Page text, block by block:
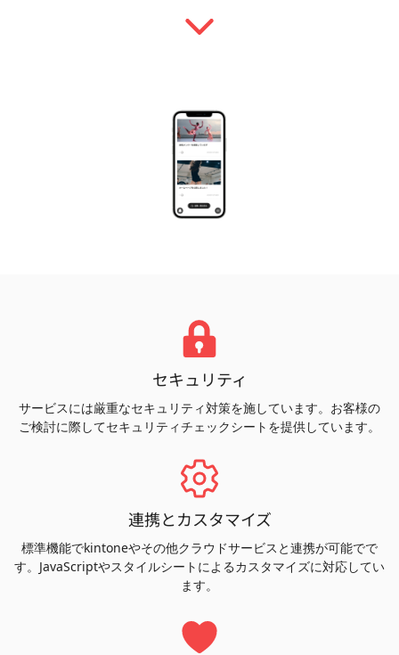
セキュリティ
サービスには厳重なセキュリティ対策を施しています。お客様の
ご検討に際してセキュリティチェックシートを提供しています。
連携とカスタマイズ
標準機能でkintoneやその他クラウドサービスと連携が可能でで
す。JavaScriptやスタイルシートによるカスタマイズに対応してい
ます。